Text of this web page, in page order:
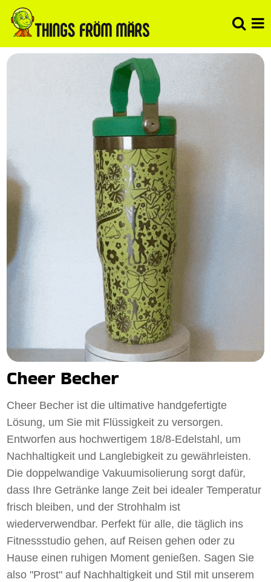
Cheer Becher
Cheer Becher ist die ultimative handgefertigte
Lösung, um Sie mit Flüssigkeit zu versorgen.
Entworfen aus hochwertigem 18/8-Edelstahl, um
Nachhaltigkeit und Langlebigkeit zu gewährleisten.
Die doppelwandige Vakuumisolierung sorgt dafür,
dass Ihre Getränke lange Zeit bei idealer Temperatur
frisch bleiben, und der Strohhalm ist
wiederverwendbar. Perfekt für alle, die täglich ins
Fitnessstudio gehen, auf Reisen gehen oder zu
Hause einen ruhigen Moment genießen. Sagen Sie
also "Prost" auf Nachhaltigkeit und Stil mit unserem